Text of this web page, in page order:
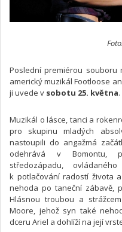
Poslední premiérou
americký muzikál Footloose
ji uvede v sobotu 25. května.
Muzikál o lásce, tanci a
pro skupinu mladých
nastoupili do angažmá
odehrává v Bomontu,
středozápadu,
k potlačování radostí života
nehoda po taneční zábavě,
Hlásnou troubou a
Moore, jehož syn také
dceru Ariel a dohlíží na její